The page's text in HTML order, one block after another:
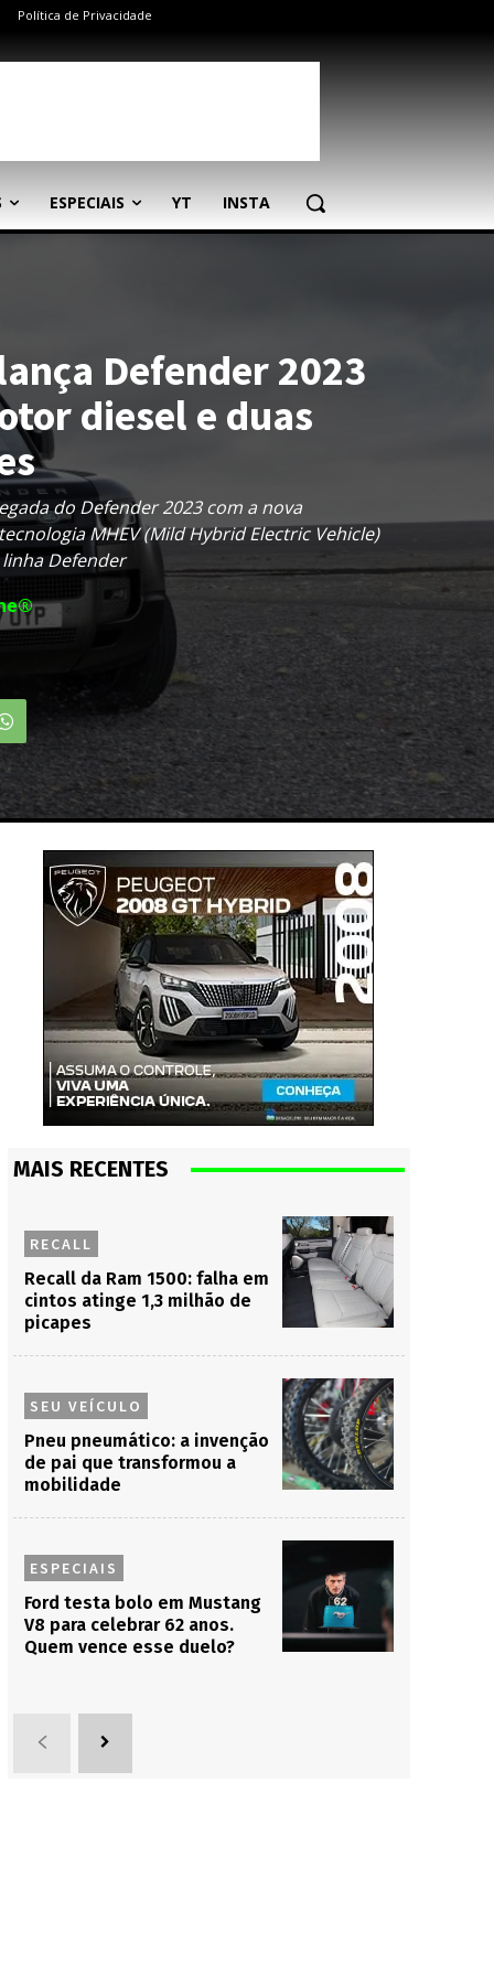
Política de Privacidade
ESPECIAIS YT INSTA
Defender 2023
diesel e duas
do Defender 2023 com a nova
MHEV (Mild Hybrid Electric Vehicle)
Defender
MAIS RECENTES
RECALL
Recall da Ram 1500: falha em
cintos atinge 1,3 milhão de
picapes
SEU VEÍCULO
Pneu pneumático: a invenção
de pai que transformou a
mobilidade
ESPECIAIS
Ford testa bolo em Mustang
V8 para celebrar 62 anos.
Quem vence esse duelo?